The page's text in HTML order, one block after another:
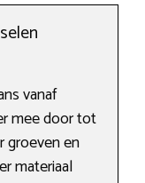
vanaf
mee door tot
groeven en
materiaal